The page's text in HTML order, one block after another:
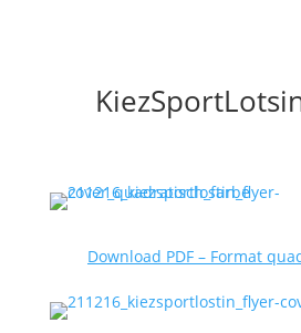
Download PDF – Format